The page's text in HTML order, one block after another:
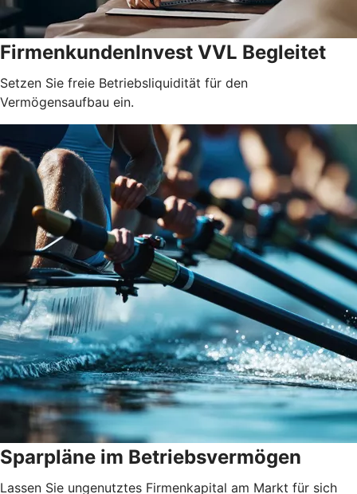
FirmenkundenInvest VVL Begleitet
Setzen Sie freie Betriebsliquidität für den
Vermögensaufbau ein.
Sparpläne im Betriebsvermögen
Lassen Sie ungenutztes Firmenkapital am Markt für sich